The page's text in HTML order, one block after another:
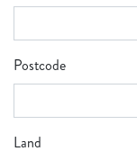
Postcode
Land